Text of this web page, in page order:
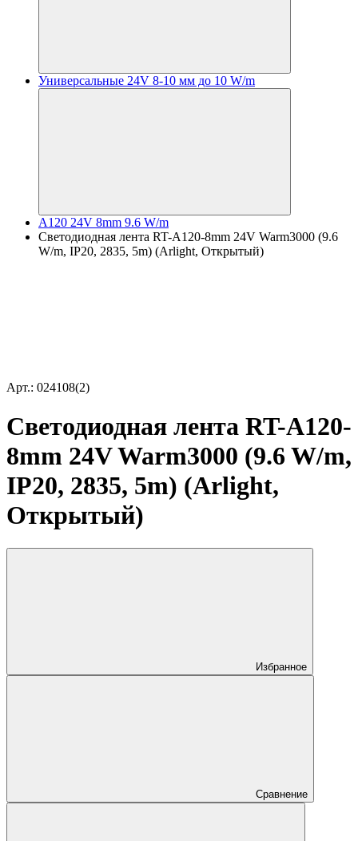
Универсальные 24V 8-10 мм до 10 W/m
A120 24V 8mm 9.6 W/m
Светодиодная лента RT-A120-8mm 24V Warm3000 (9.6
W/m, IP20, 2835, 5m) (Arlight, Открытый)
Арт.: 024108(2)
Светодиодная лента RT-A120-
8mm 24V Warm3000 (9.6 W/m,
IP20, 2835, 5m) (Arlight,
Открытый)
Избранное
Сравнение